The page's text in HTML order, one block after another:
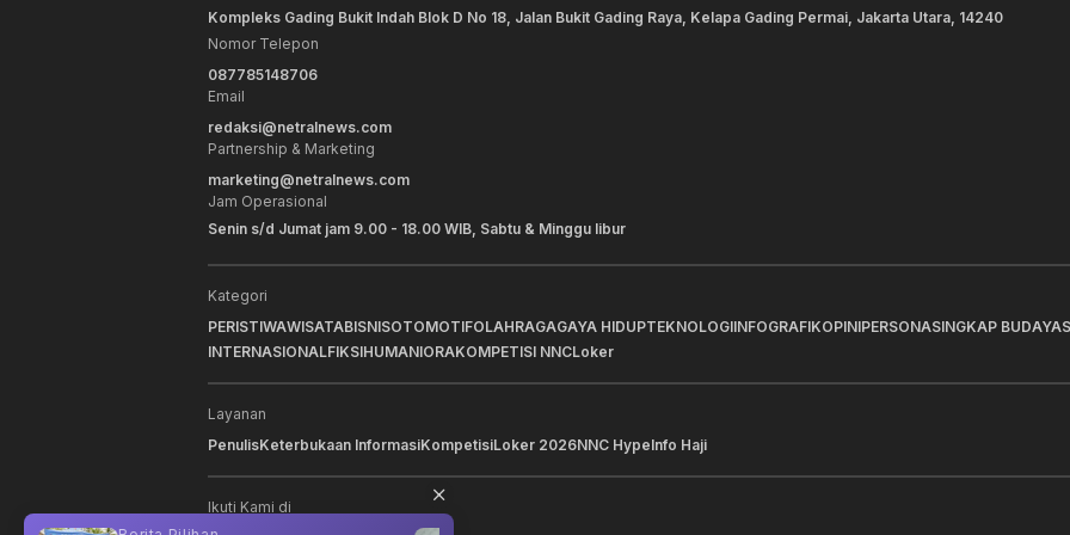
Kompleks Gading Bukit Indah Blok D No 18, Jalan Bukit Gading Raya, Kelapa Gading Permai, Jakarta Utara, 14240
Nomor Telepon
087785148706
Email
redaksi@netralnews.com
Partnership & Marketing
marketing@netralnews.com
Jam Operasional
Senin s/d Jumat jam 9.00 - 18.00 WIB, Sabtu & Minggu libur
Kategori
PERISTIWAWISATABISNISOTOMOTIFOLAHRAGAGAYA HIDUPTEKNOLOGIINFOGRAFIKOPINIPERSONASINGKAP BUDAYA
INTERNASIONALFIKSIHUMANIORAKOMPETISI NNCLoker
Layanan
PenulisKeterbukaan InformasiKompetisiLoker 2026NNC HypeInfo Haji
Ikuti Kami di